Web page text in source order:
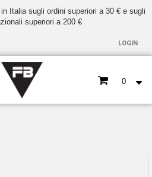
Italia sugli ordini superiori a 30 € e sugli
superiori a 200 €
LOGIN
0